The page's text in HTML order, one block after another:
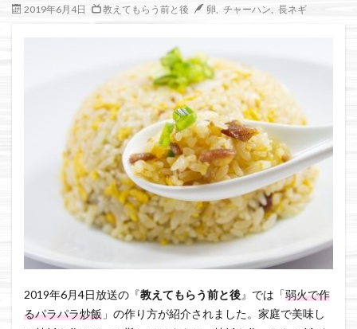
2019年6月4日 教えてもらう前と後 卵 チャーハン 長ネギ
2019年6月4日放送の『教えてもらう前と後』では「弱火で作
るパラパラ炒飯 」の作り方が紹介されました。家庭で美味し